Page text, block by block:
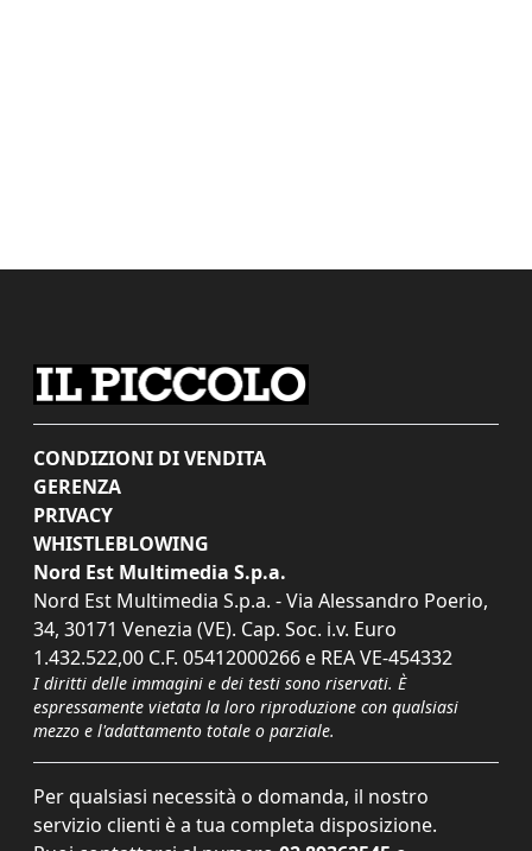
CONDIZIONI DI VENDITA
GERENZA
PRIVACY
WHISTLEBLOWING
Nord Est Multimedia S.p.a.
Nord Est Multimedia S.p.a. - Via Alessandro Poerio,
34, 30171 Venezia (VE). Cap. Soc. i.v. Euro
1.432.522,00 C.F. 05412000266 e REA VE-454332
I diritti delle immagini e dei testi sono riservati. È
espressamente vietata la loro riproduzione con qualsiasi
mezzo e l'adattamento totale o parziale.
Per qualsiasi necessità o domanda, il nostro
servizio clienti è a tua completa disposizione.